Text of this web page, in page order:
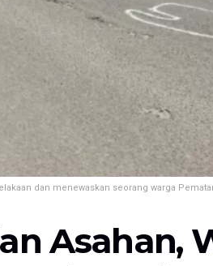
dan menewaskan seorang warga
Asahan,